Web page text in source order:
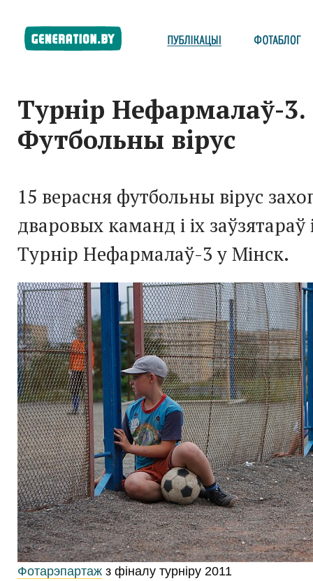
Турнір Нефармалаў-3.
Футбольны вірус
15 верасня футбольны вірус
дваровых каманд і іх
Турнір Нефармалаў-3 у Мінск.
Фотарэпартаж з фіналу турніру 2011